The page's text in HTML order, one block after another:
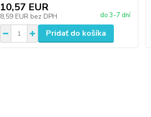
10,57 EUR
8,59 EUR bez DPH do 3-7 dní
Pridať do košíka